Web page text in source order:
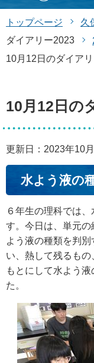
トップページ 久
ダイアリー2023
10月12日のダイア
10月12日の
更新日：2023年10
水よう液の
６年生の理科では
す。今日は、単元
よう液の種類を判
い、熱して残るも
もとにして水よう
た。